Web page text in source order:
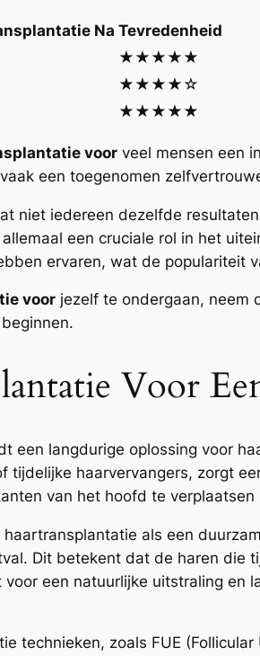
Na Tevredenheid
★★★★★
★★★★☆
★★★★★
voor veel mensen een
een toegenomen
niet iedereen dezelfde
een cruciale rol in het
ervaren, wat de populariteit
voor jezelf te ondergaan, neem
Voor
een langdurige oplossing voor
tijdelijke haarvervangers, zorgt
van het hoofd te
als een
Dit betekent dat de haren die
een natuurlijke uitstraling
technieken, zoals FUE